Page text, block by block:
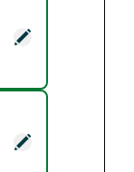
Ball - Black
- Clear/Black